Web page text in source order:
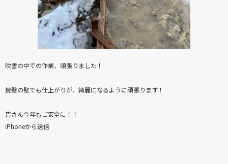
吹雪の中での作業、頑張りました！
擁壁の壁でも仕上がりが、綺麗になるように頑張ります！
皆さん今年もご安全に！！
iPhoneから送信